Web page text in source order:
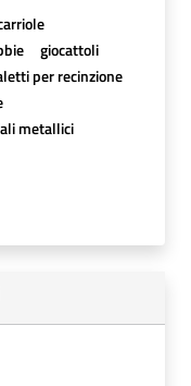
giocattoli
per recinzione
metallici